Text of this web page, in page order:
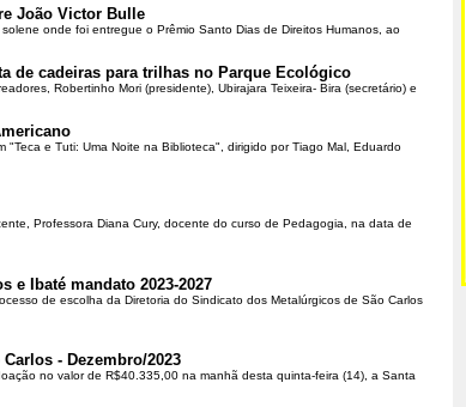
João Victor Bulle
onde foi entregue o Prêmio Santo Dias de Direitos Humanos, ao
de cadeiras para trilhas no Parque Ecológico
Robertinho Mori (presidente), Ubirajara Teixeira- Bira (secretário) e
e Tuti: Uma Noite na Biblioteca", dirigido por Tiago Mal, Eduardo
Professora Diana Cury, docente do curso de Pedagogia, na data de
e Ibaté mandato 2023-2027
de escolha da Diretoria do Sindicato dos Metalúrgicos de São Carlos
- Dezembro/2023
no valor de R$40.335,00 na manhã desta quinta-feira (14), a Santa